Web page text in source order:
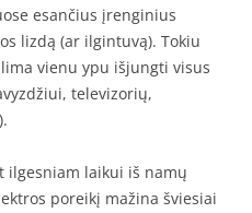
esančius įrenginius
lizdą (ar ilgintuvą). Tokiu
vienu ypu išjungti visus
televizorių,
ilgesniam laikui iš namų
poreikį mažina šviesiai